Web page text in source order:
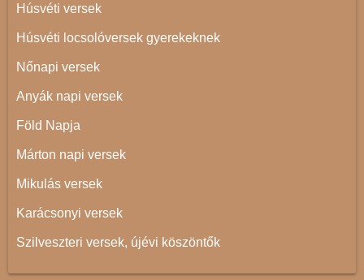
Húsvéti versek
Húsvéti locsolóversek gyerekeknek
Nőnapi versek
Anyák napi versek
Föld Napja
Márton napi versek
Mikulás versek
Karácsonyi versek
Szilveszteri versek, újévi köszöntők